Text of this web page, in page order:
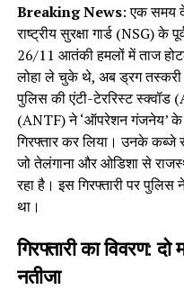
Breaking News: एक समय
राष्ट्रीय सुरक्षा गार्ड (NSG)
26/11 आतंकी हमलों में ताज
लोहा ले चुके थे, अब ड्रग
पुलिस की एंटी-टेररिस्ट स्क्वॉड
(ANTF) ने ‘ऑपरेशन गंजनेय’
गिरफ्तार कर लिया। उनके कब्जे
जो तेलंगाना और ओडिशा से
रहा है। इस गिरफ्तारी पर
था।
गिरफ्तारी का विवरण:
नतीजा